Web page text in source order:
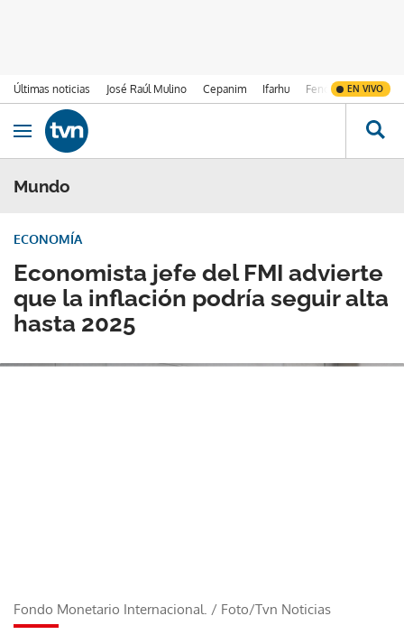
Últimas noticias José Raúl Mulino Cepanim Ifarhu Fenómeno de El
EN VIVO
Ir al contenido
Obrir navegació
Mundo
Economista jefe del FMI advierte
que la inflación podría seguir alta
hasta 2025
ECONOMÍA
Fondo Monetario Internacional. / Foto/Tvn Noticias